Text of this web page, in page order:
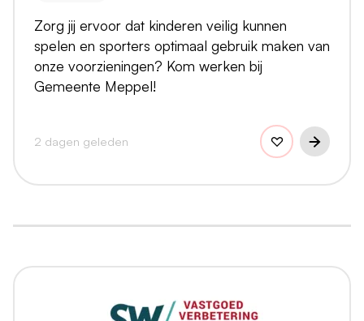
Zorg jij ervoor dat kinderen veilig kunnen
spelen en sporters optimaal gebruik maken van
onze voorzieningen? Kom werken bij
Gemeente Meppel!
2 dagen geleden